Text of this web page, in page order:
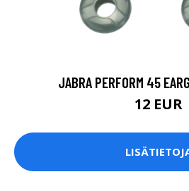
JABRA PERFORM 45
12 EUR